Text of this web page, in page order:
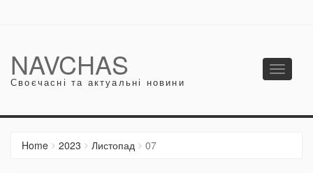
NAVCHAS
Своєчасні та актуальні новини
Toggle
Home 2023 Листопад 07